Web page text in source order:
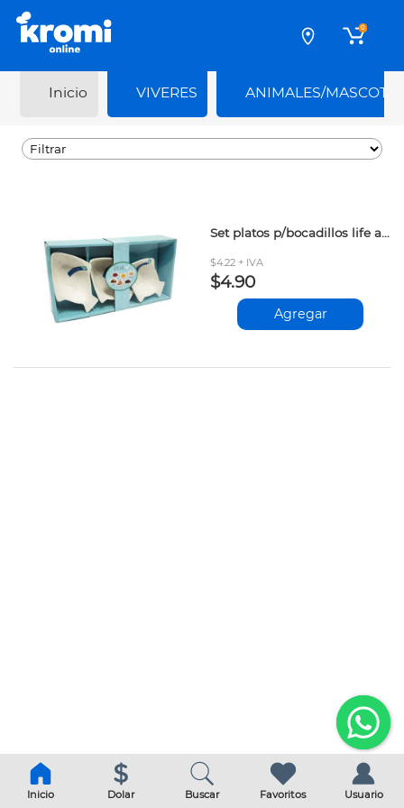
0
Inicio VIVERES ANIMALES/
Set platos p/bocadillos life art 3pzas
$4.22 + IVA
$4.90
Agregar
Inicio Dolar Buscar Favoritos Usuario